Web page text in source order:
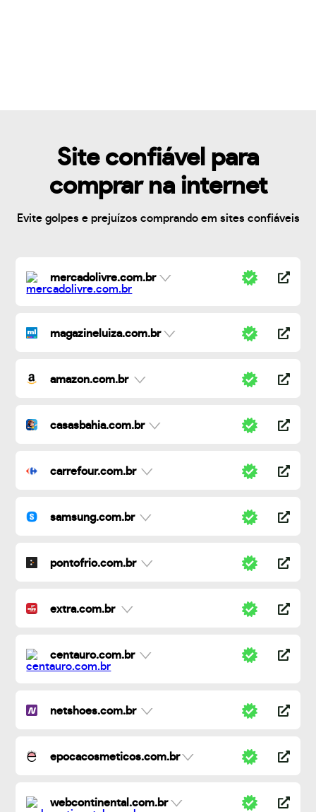
Site confiável para
comprar na internet
Evite golpes e prejuízos comprando em sites confiáveis
mercadolivre.com.br
magazineluiza.com.br
amazon.com.br
casasbahia.com.br
carrefour.com.br
samsung.com.br
pontofrio.com.br
extra.com.br
centauro.com.br
netshoes.com.br
epocacosmeticos.com.br
webcontinental.com.br